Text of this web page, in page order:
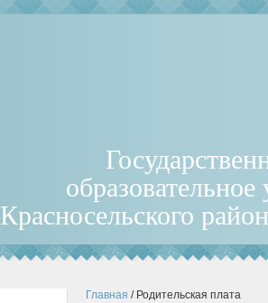
Главная / Родительская плата
Красносельского